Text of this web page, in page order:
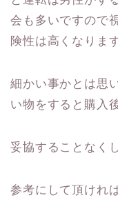
会も多いですので
険性は高くなります
細かい事かとは思
い物をすると購入
妥協することなく
参考にして頂けれ